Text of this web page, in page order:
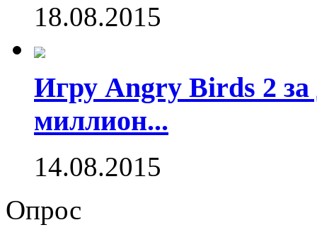
18.08.2015
Игру Angry Birds 2 за
миллион...
14.08.2015
Опрос